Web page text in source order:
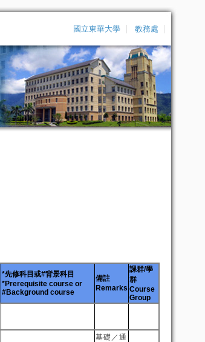
國立東華大學 教務處
*先修科目或#背景科目
*Prerequisite course or
#Background course
備註
Remarks
課群/學
群
Course
Group
基礎／通